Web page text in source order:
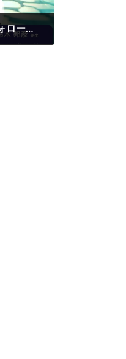
「今日から実践！ 学び直し 調剤後薬剤管理指導・心不全フォローアップのポイント」【PECS 1単位】